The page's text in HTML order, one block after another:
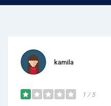
kamila
1 / 5